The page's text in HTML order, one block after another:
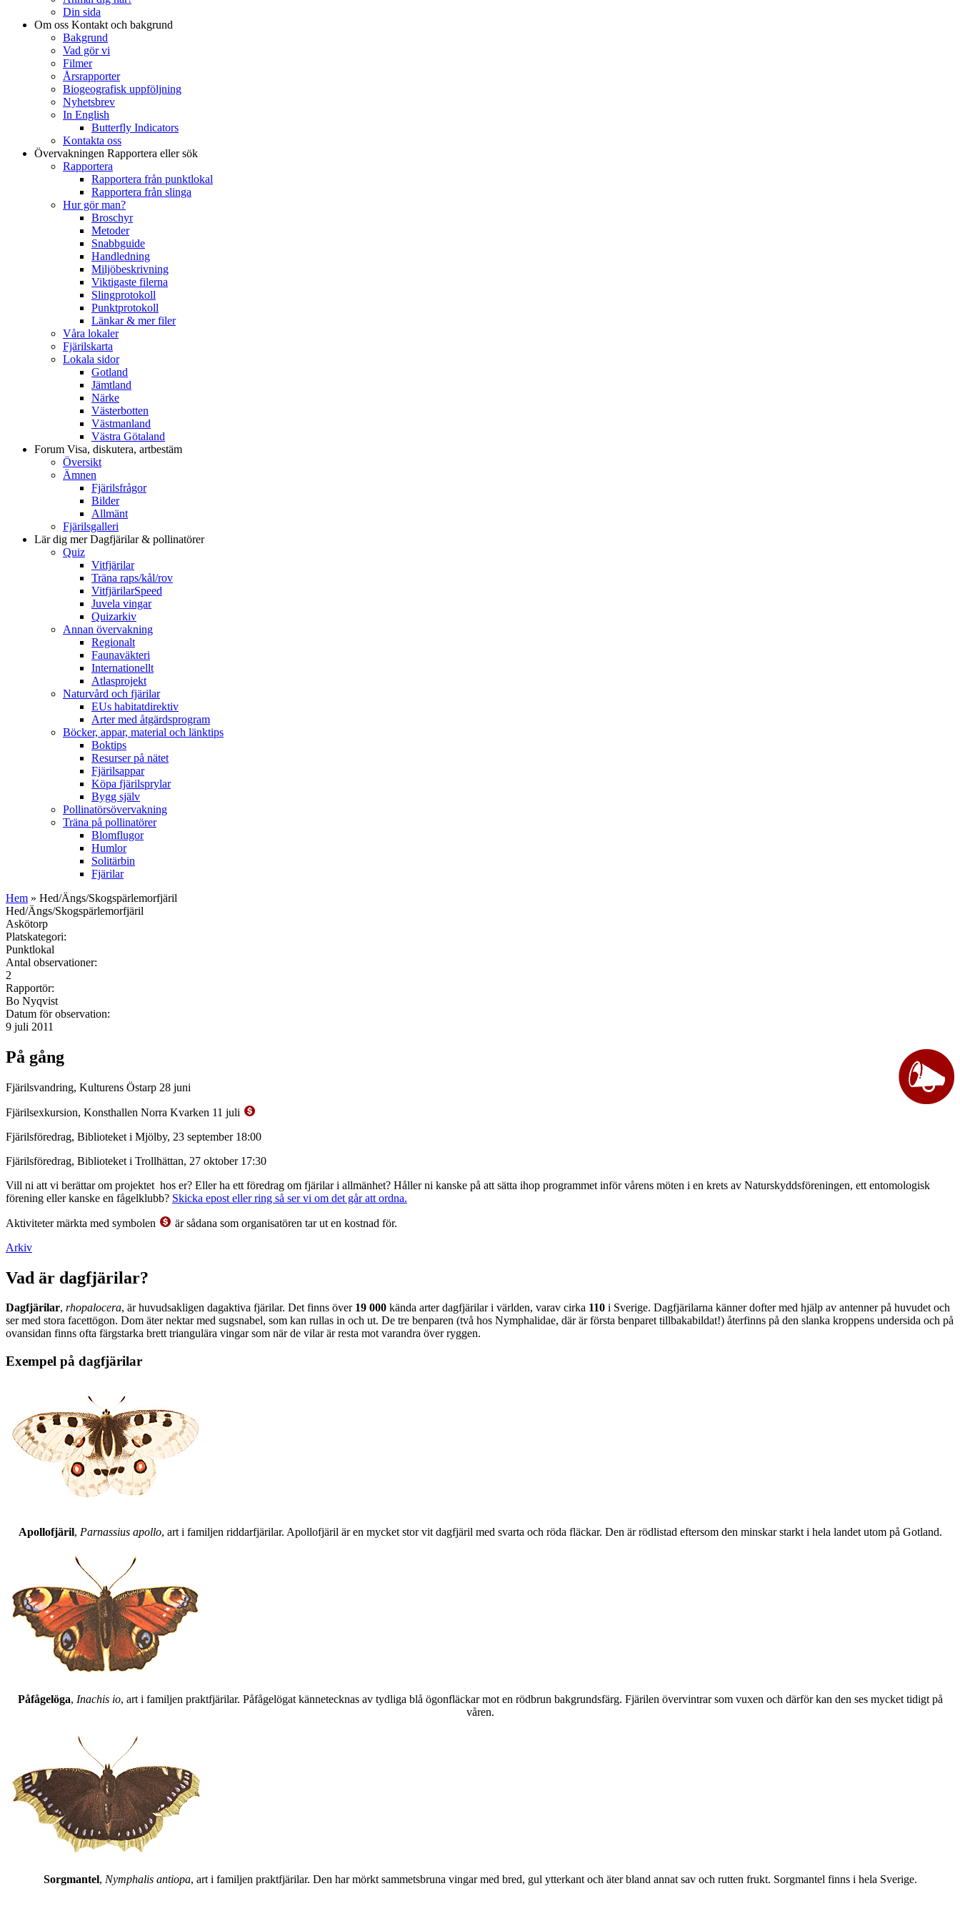
Din sida
Om oss Kontakt och bakgrund
Bakgrund
Vad gör vi
Filmer
Årsrapporter
Biogeografisk uppföljning
Nyhetsbrev
In English
Butterfly Indicators
Kontakta oss
Övervakningen Rapportera eller sök
Rapportera
Rapportera från punktlokal
Rapportera från slinga
Hur gör man?
Broschyr
Metoder
Snabbguide
Handledning
Miljöbeskrivning
Viktigaste filerna
Slingprotokoll
Punktprotokoll
Länkar & mer filer
Våra lokaler
Fjärilskarta
Lokala sidor
Gotland
Jämtland
Närke
Västerbotten
Västmanland
Västra Götaland
Forum Visa, diskutera, artbestäm
Översikt
Ämnen
Fjärilsfrågor
Bilder
Allmänt
Fjärilsgalleri
Lär dig merDagfjärilar & pollinatörer
Quiz
Vitfjärilar
Träna raps/kål/rov
VitfjärilarSpeed
Juvela vingar
Quizarkiv
Annan övervakning
Regionalt
Faunaväkteri
Internationellt
Atlasprojekt
Naturvård och fjärilar
EUs habitatdirektiv
Arter med åtgärdsprogram
Böcker, appar, material och länktips
Boktips
Resurser på nätet
Fjärilsappar
Köpa fjärilsprylar
Bygg själv
Pollinatörsövervakning
Träna på pollinatörer
Blomflugor
Humlor
Solitärbin
Fjärilar
Hem » Hed/Ängs/Skogspärlemorfjäril
Hed/Ängs/Skogspärlemorfjäril
Askötorp
Platskategori:
Punktlokal
Antal observationer:
2
Rapportör:
Bo Nyqvist
Datum för observation:
9 juli 2011
På gång
Fjärilsvandring, Kulturens Östarp 28 juni
Fjärilsexkursion, Konsthallen Norra Kvarken 11 juli
Fjärilsföredrag, Biblioteket i Mjölby, 23 september 18:00
Fjärilsföredrag, Biblioteket i Trollhättan, 27 oktober 17:30
Vill ni att vi berättar om projektet hos er? Eller ha ett föredrag om fjärilar i allmänhet? Håller ni kanske på att sätta ihop programmet inför vårens möten i en krets av Naturskyddsföreningen, ett entomologisk
förening eller kanske en fågelklubb? Skicka epost eller ring så ser vi om det går att ordna.
Aktiviteter märkta med symbolen
är sådana som organisatören tar ut en kostnad för.
Arkiv
Vad är dagfjärilar?
Dagfjärilar, rhopalocera, är huvudsakligen dagaktiva fjärilar. Det finns över 19 000 kända arter dagfjärilar i världen, varav cirka 110 i Sverige. Dagfjärilarna känner dofter med hjälp av antenner på huvudet och
ser med stora facettögon. Dom äter nektar med sugsnabel, som kan rullas in och ut. De tre benparen (två hos Nymphalidae, där är första benparet tillbakabildat!) återfinns på den slanka kroppens undersida och på
ovansidan finns ofta färgstarka brett triangulära vingar som när de vilar är resta mot varandra över ryggen.
Exempel på dagfjärilar
Apollofjäril, Parnassius apollo, art i familjen riddarfjärilar. Apollofjäril är en mycket stor vit dagfjäril med svarta och röda fläckar. Den är rödlistad eftersom den minskar starkt i hela landet utom på Gotland.
Påfågelöga, Inachis io, art i familjen praktfjärilar. Påfågelögat kännetecknas av tydliga blå ögonfläckar mot en rödbrun bakgrundsfärg. Fjärilen övervintrar som vuxen och därför kan den ses mycket tidigt på
våren.
Sorgmantel, Nymphalis antiopa, art i familjen praktfjärilar. Den har mörkt sammetsbruna vingar med bred, gul ytterkant och äter bland annat sav och rutten frukt. Sorgmantel finns i hela Sverige.